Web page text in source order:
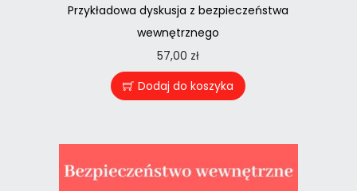
Przykładowa dyskusja z bezpieczeństwa
wewnętrznego
57,00 zł
Dodaj do koszyka